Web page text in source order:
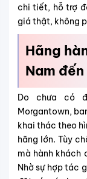
chi tiết, hỗ trợ
giá thật, không
Hãng
Nam
Do chưa có
Morgantown,
khai thác theo
hãng lớn. Tùy
mà hành khách
Nhờ sự hợp tác